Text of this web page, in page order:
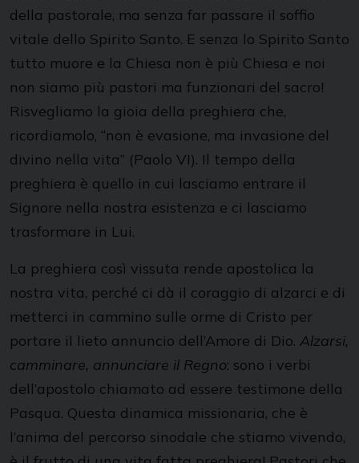
della pastorale, ma senza far passare il soffio
vitale dello Spirito Santo. E senza lo Spirito Santo
tutto muore e la Chiesa non è più Chiesa e noi
non siamo più pastori ma funzionari del sacro!
Risvegliamo la gioia della preghiera che,
ricordiamolo, “non è evasione, ma invasione del
divino nella vita” (Paolo VI). Il tempo della
preghiera è quello in cui lasciamo entrare il
Signore nella nostra esistenza e ci lasciamo
trasformare in Lui.
La preghiera così vissuta rende apostolica la
nostra vita, perché ci dà il coraggio di alzarci e di
metterci in cammino sulle orme di Cristo per
portare il lieto annuncio dell’Amore di Dio. Alzarsi,
camminare, annunciare il Regno: sono i verbi
dell’apostolo chiamato ad essere testimone della
Pasqua. Questa dinamica missionaria, che è
l’anima del percorso sinodale che stiamo vivendo,